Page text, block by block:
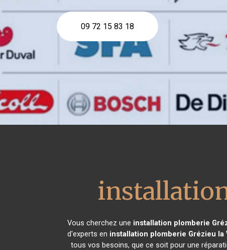
09 72 15 83 18
Vous cherchez une installation plomberie
d'experts en installation plomberie Grézieu la
tous vos besoins, que ce soit pour une